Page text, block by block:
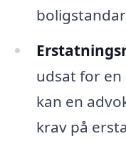
udsat for
kan en
krav på